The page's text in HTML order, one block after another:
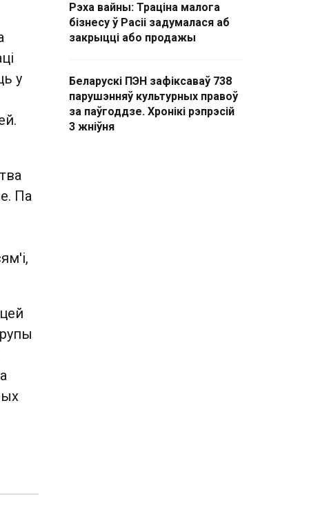
у
Па
Рэха вайны: Траціна малога
бізнесу ў Расіі задумалася аб
закрыцці або продажы
Беларускі ПЭН зафіксаваў 738
парушэнняў культурных правоў
за паўгоддзе. Хронікі рэпрэсій
3 жніўня